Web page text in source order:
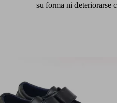
su forma ni deteriorarse